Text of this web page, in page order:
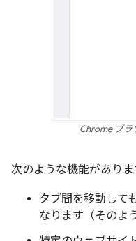
Chrome ブラ
次のような機能がありま
タブ間を移動して
なります（そのよ